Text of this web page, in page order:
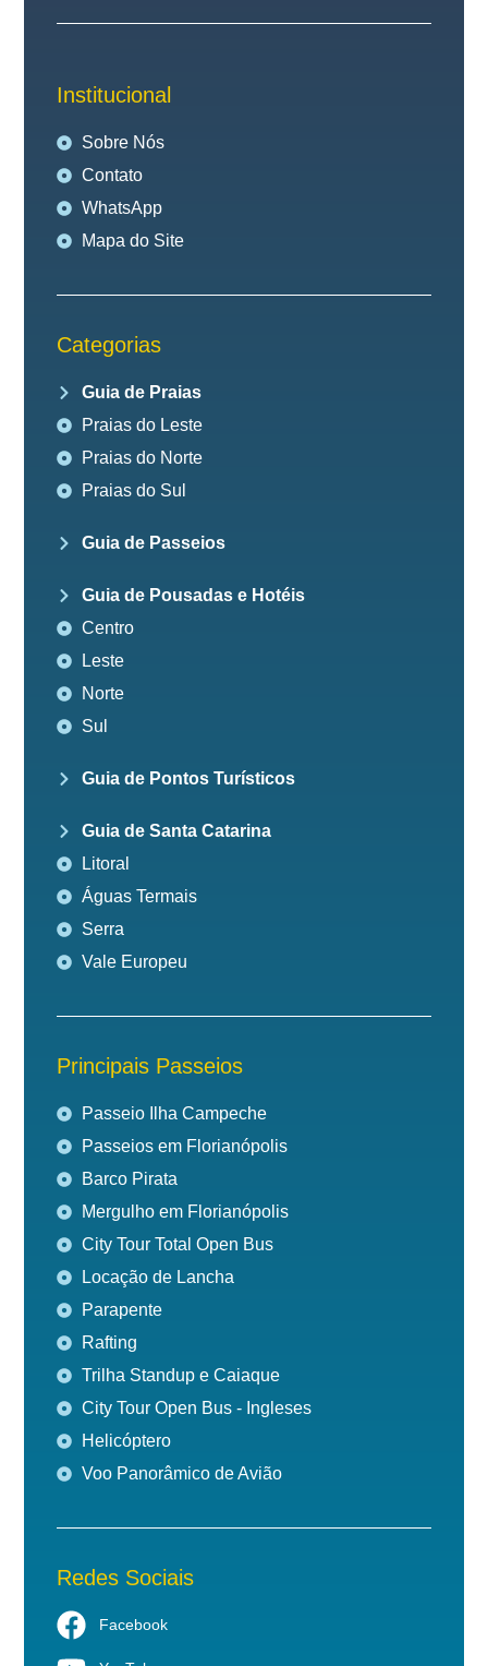
Institucional
Sobre Nós
Contato
WhatsApp
Mapa do Site
Categorias
Guia de Praias
Praias do Leste
Praias do Norte
Praias do Sul
Guia de Passeios
Guia de Pousadas e Hotéis
Centro
Leste
Norte
Sul
Guia de Pontos Turísticos
Guia de Santa Catarina
Litoral
Águas Termais
Serra
Vale Europeu
Principais Passeios
Passeio Ilha Campeche
Passeios em Florianópolis
Barco Pirata
Mergulho em Florianópolis
City Tour Total Open Bus
Locação de Lancha
Parapente
Rafting
Trilha Standup e Caiaque
City Tour Open Bus - Ingleses
Helicóptero
Voo Panorâmico de Avião
Redes Sociais
Facebook